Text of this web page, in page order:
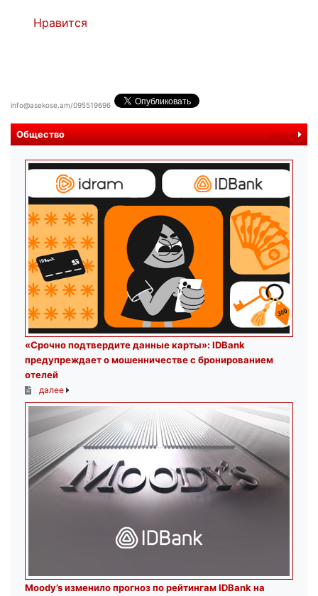
Нравится
info@asekose.am/095519696
Общество далее
«Срочно подтвердите данные карты»: IDBank
предупреждает о мошенничестве с бронированием
отелей
далее
Moody’s изменило прогноз по рейтингам IDBank на